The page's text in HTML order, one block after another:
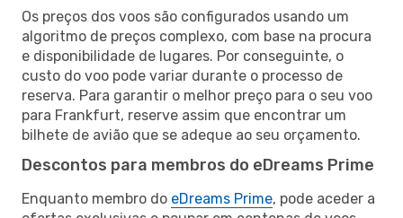
Os preços dos voos são configurados usando um
algoritmo de preços complexo, com base na procura
e disponibilidade de lugares. Por conseguinte, o
custo do voo pode variar durante o processo de
reserva. Para garantir o melhor preço para o seu voo
para Frankfurt, reserve assim que encontrar um
bilhete de avião que se adeque ao seu orçamento.
Descontos para membros do eDreams Prime
Enquanto membro do eDreams Prime, pode aceder a